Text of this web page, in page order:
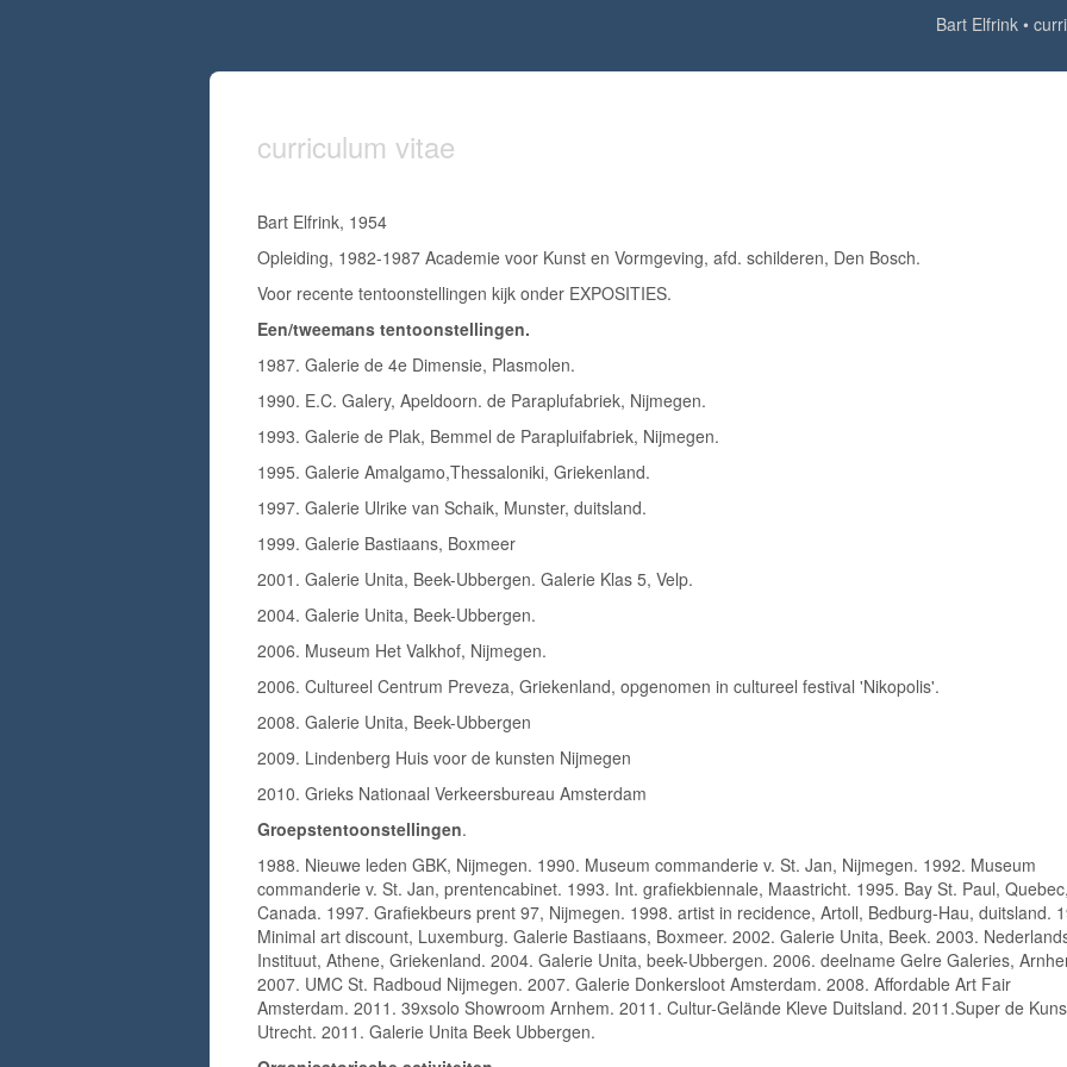
Bart Elfrink
curriculum vitae
Bart Elfrink, 1954
Opleiding, 1982-1987 Academie voor Kunst en Vormgeving, afd. schilderen, Den Bosch.
Voor recente tentoonstellingen kijk onder EXPOSITIES.
Een/tweemans tentoonstellingen.
1987. Galerie de 4e Dimensie, Plasmolen.
1990. E.C. Galery, Apeldoorn. de Paraplufabriek, Nijmegen.
1993. Galerie de Plak, Bemmel de Parapluifabriek, Nijmegen.
1995. Galerie Amalgamo,Thessaloniki, Griekenland.
1997. Galerie Ulrike van Schaik, Munster, duitsland.
1999. Galerie Bastiaans, Boxmeer
2001. Galerie Unita, Beek-Ubbergen. Galerie Klas 5, Velp.
2004. Galerie Unita, Beek-Ubbergen.
2006. Museum Het Valkhof, Nijmegen.
2006. Cultureel Centrum Preveza, Griekenland, opgenomen in cultureel festival 'Nikopolis'.
2008. Galerie Unita, Beek-Ubbergen
2009. Lindenberg Huis voor de kunsten Nijmegen
2010. Grieks Nationaal Verkeersbureau Amsterdam
Groepstentoonstellingen.
1988. Nieuwe leden GBK, Nijmegen. 1990. Museum commanderie v. St. Jan, Nijmegen. 1992. Museum
commanderie v. St. Jan, prentencabinet. 1993. Int. grafiekbiennale, Maastricht. 1995. Bay St. Paul, Quebec,
Canada. 1997. Grafiekbeurs prent 97, Nijmegen. 1998. artist in recidence, Artoll, Bedburg-Hau, duitsland.
Minimal art discount, Luxemburg. Galerie Bastiaans, Boxmeer. 2002. Galerie Unita, Beek. 2003.
Instituut, Athene, Griekenland. 2004. Galerie Unita, beek-Ubbergen. 2006. deelname Gelre Galeries,
2007. UMC St. Radboud Nijmegen. 2007. Galerie Donkersloot Amsterdam. 2008. Affordable Art Fair
Amsterdam. 2011. 39xsolo Showroom Arnhem. 2011. Cultur-Gelände Kleve Duitsland. 2011.Super de
Utrecht. 2011. Galerie Unita Beek Ubbergen.